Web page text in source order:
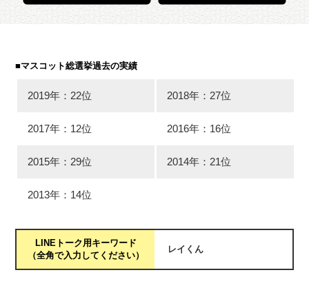
■マスコット総選挙過去の実績
2019年：22位 2018年：27位
2017年：12位 2016年：16位
2015年：29位 2014年：21位
2013年：14位
LINEトーク用キーワード
（全角で入力してください）
レイくん